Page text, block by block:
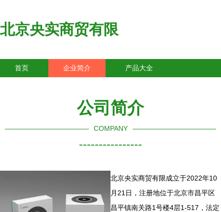
北京央实商贸有限
首页 企业简介 产品大全
公司简介
COMPANY
----------------
北京央实商贸有限成立于2022年10
月21日，注册地位于北京市昌平区
昌平镇南关路1号楼4层1-517，法定